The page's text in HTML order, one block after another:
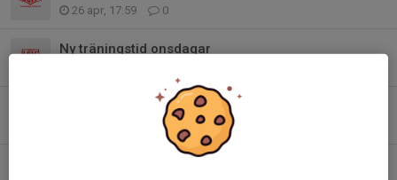
26 apr, 17:59 0
Ny träningstid onsdagar
Några tävlingstips/datum
0